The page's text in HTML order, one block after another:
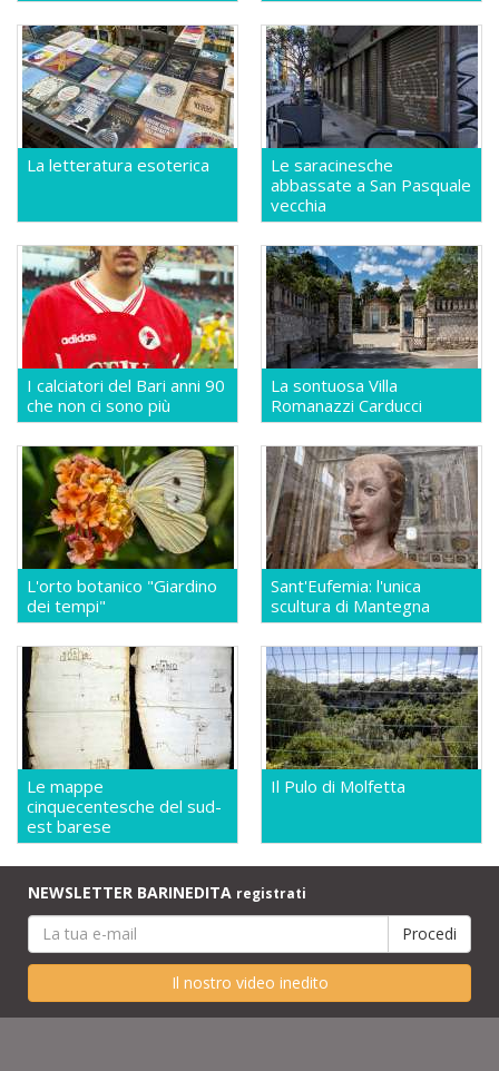
La letteratura esoterica
Le saracinesche
abbassate a San Pasquale
vecchia
I calciatori del Bari anni 90
che non ci sono più
La sontuosa Villa
Romanazzi Carducci
L'orto botanico "Giardino
dei tempi"
Sant'Eufemia: l'unica
scultura di Mantegna
Le mappe
cinquecentesche del sud-
est barese
Il Pulo di Molfetta
NEWSLETTER BARINEDITA registrati
Il nostro video inedito